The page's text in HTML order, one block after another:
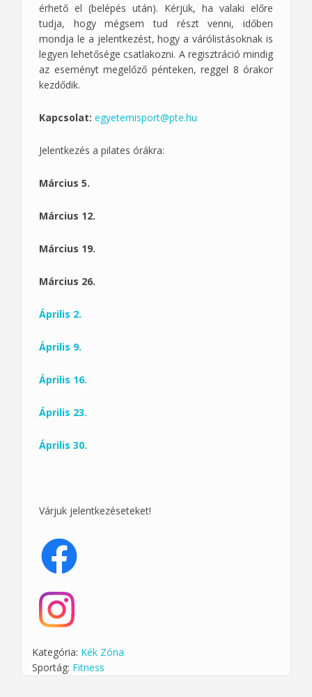
érhető el (belépés után). Kérjük, ha valaki előre
tudja, hogy mégsem tud részt venni, időben
mondja le a jelentkezést, hogy a várólistásoknak is
legyen lehetősége csatlakozni. A regisztráció mindig
az eseményt megelőző pénteken, reggel 8 órakor
kezdődik.
Kapcsolat: egyetemisport@pte.hu
Jelentkezés a pilates órákra:
Március 5.
Március 12.
Március 19.
Március 26.
Április 2.
Április 9.
Április 16.
Április 23.
Április 30.
Várjuk jelentkezéseteket!
Kategória: Kék Zóna
Sportág: Fitness